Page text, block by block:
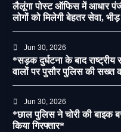
लैलूंगा पोस्ट ऑफिस में आधार
लोगों को मिलेगी बेहतर सेवा,
पर लगेगी रोक
Jun 30, 2026
*सड़क दुर्घटना के बाद राष्ट्रीय
वालों पर पुसौर पुलिस की सख्त
Jun 30, 2026
*छाल पुलिस ने चोरी की बाइक
किया गिरफ्तार*